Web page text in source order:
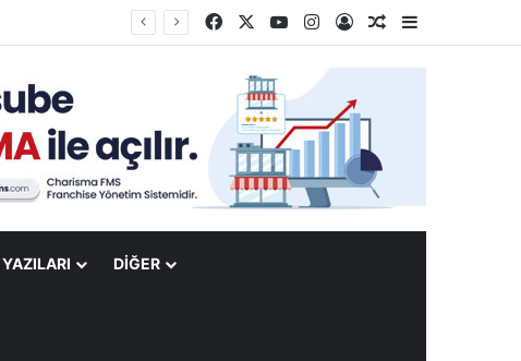
FacebookYouTubeInstagram
Kayıt OlRastgele Makale
Kenar
DIĞER